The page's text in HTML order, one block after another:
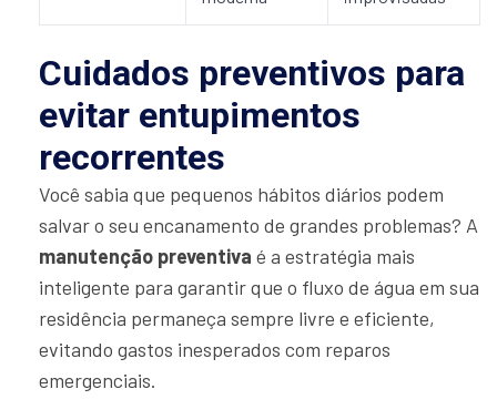
Cuidados preventivos para
evitar entupimentos
recorrentes
Você sabia que pequenos hábitos diários podem
salvar o seu encanamento de grandes problemas? A
manutenção preventiva é a estratégia mais
inteligente para garantir que o fluxo de água em sua
residência permaneça sempre livre e eficiente,
evitando gastos inesperados com reparos
emergenciais.